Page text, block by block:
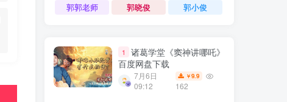
郭郭老师
郭晓俊 郭小俊
1
诸葛学堂《窦神讲哪吒》
百度网盘下载
7月6日
09:12
￥9.9
162